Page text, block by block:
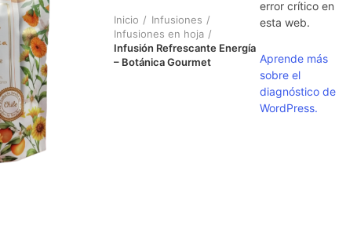
Inicio
Infusiones
Infusiones en hoja
Infusión Refrescante Energía
– Botánica Gourmet
error crítico en
esta web.
Aprende más
sobre el
diagnóstico de
WordPress.